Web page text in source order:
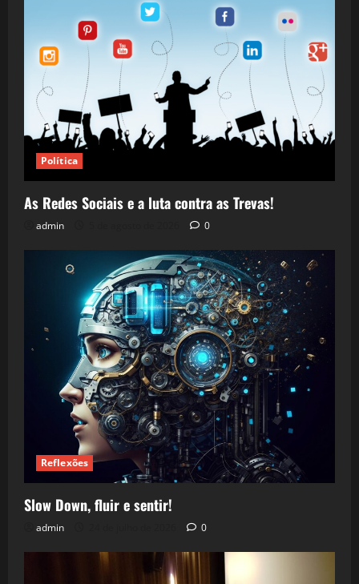
Política
As Redes Sociais e a luta contra as Trevas!
admin 0
Reflexões
Slow Down, fluir e sentir!
admin 0